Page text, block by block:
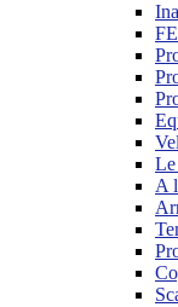
Le
A